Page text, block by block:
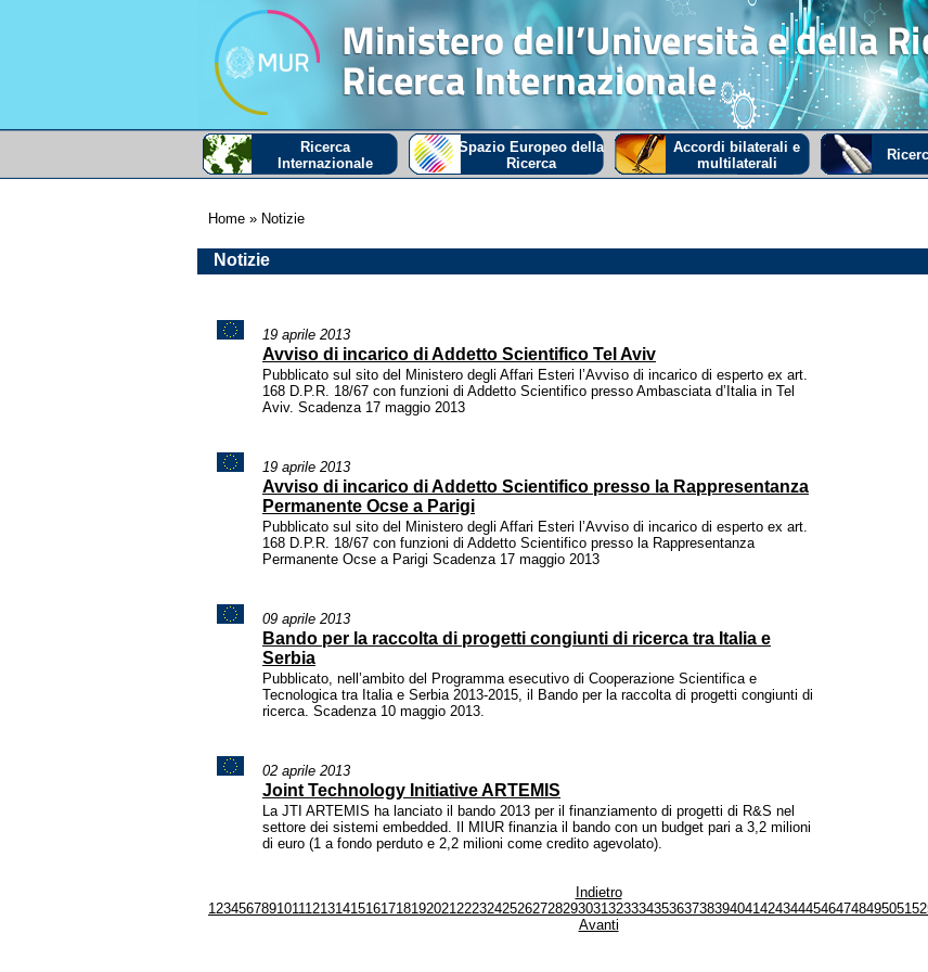
Ricerca
Internazionale
Spazio Europeo della
Ricerca
Accordi bilaterali e
multilaterali
Home » Notizie
Notizie
19 aprile 2013
Avviso di incarico di Addetto Scientifico Tel Aviv
Pubblicato sul sito del Ministero degli Affari Esteri l’Avviso di incarico di esperto ex art.
168 D.P.R. 18/67 con funzioni di Addetto Scientifico presso Ambasciata d’Italia in Tel
Aviv. Scadenza 17 maggio 2013
19 aprile 2013
Avviso di incarico di Addetto Scientifico presso la Rappresentanza
Permanente Ocse a Parigi
Pubblicato sul sito del Ministero degli Affari Esteri l’Avviso di incarico di esperto ex art.
168 D.P.R. 18/67 con funzioni di Addetto Scientifico presso la Rappresentanza
Permanente Ocse a Parigi Scadenza 17 maggio 2013
09 aprile 2013
Bando per la raccolta di progetti congiunti di ricerca tra Italia e
Serbia
Pubblicato, nell’ambito del Programma esecutivo di Cooperazione Scientifica e
Tecnologica tra Italia e Serbia 2013-2015, il Bando per la raccolta di progetti congiunti di
ricerca. Scadenza 10 maggio 2013.
02 aprile 2013
Joint Technology Initiative ARTEMIS
La JTI ARTEMIS ha lanciato il bando 2013 per il finanziamento di progetti di R&S nel
settore dei sistemi embedded. Il MIUR finanzia il bando con un budget pari a 3,2 milioni
di euro (1 a fondo perduto e 2,2 milioni come credito agevolato).
Indietro
12345678910111213141516171819202122232425262728293031323334353637383940414243444546474849505152
Avanti